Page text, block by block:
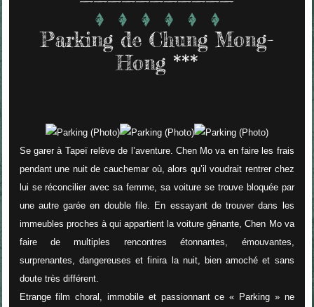
Parking de Chung Mong-
Hong ***
Se garer à Tapeï relève de l’aventure. Chen Mo va en faire les frais
pendant une nuit de cauchemar où, alors qu’il voudrait rentrer chez
lui se réconcilier avec sa femme, sa voiture se trouve bloquée par
une autre garée en double file. En essayant de trouver dans les
immeubles proches à qui appartient la voiture gênante, Chen Mo va
faire de multiples rencontres étonnantes, émouvantes,
surprenantes, dangereuses et finira la nuit, bien amoché et sans
doute très différent.
Etrange film choral, immobile et passionnant ce « Parking » ne